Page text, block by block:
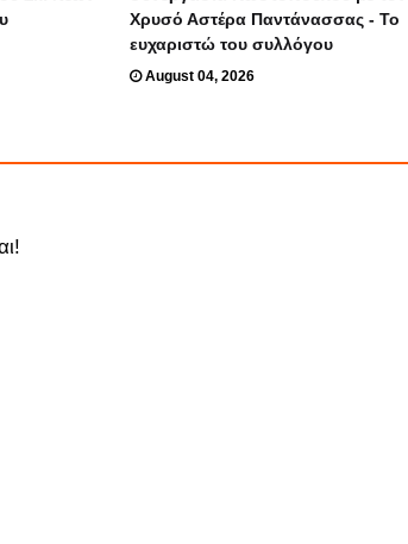
Χρυσό Αστέρα Παντάνασσας - Το
ευχαριστώ του συλλόγου
August 04, 2026